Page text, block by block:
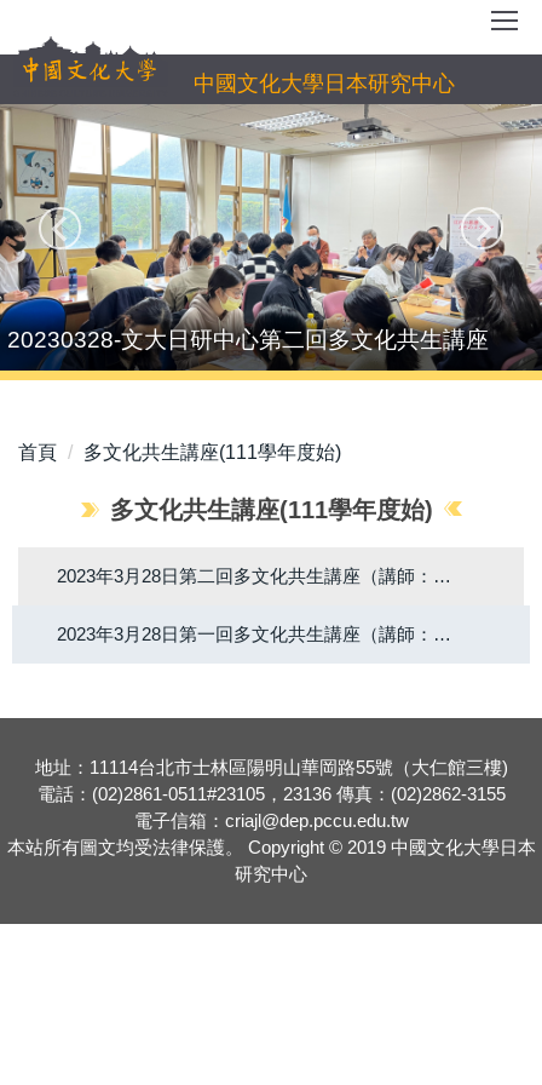
到
主
要
容
區
中國文化大學日本研究中心
20230328-文大日研中心第二回多文化共生講座
首頁 多文化共生講座(111學年度始)
多文化共生講座(111學年度始)
2023年3月28日第二回多文化共生講座（講師：辻本雅史）
2023年3月28日第一回多文化共生講座（講師：于乃明）
地址：11114台北市士林區陽明山華岡路55號（大仁館三樓)
電話：(02)2861-0511#23105，23136 傳真：(02)2862-3155
電子信箱：criajl@dep.pccu.edu.tw
本站所有圖文均受法律保護。 Copyright © 2019 中國文化大學日本
研究中心